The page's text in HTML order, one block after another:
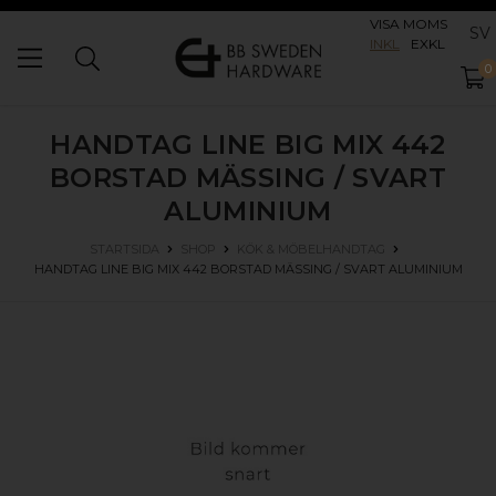
VISA MOMS
INKL
EXKL SV
0
HANDTAG LINE BIG MIX 442
BORSTAD MÄSSING / SVART
ALUMINIUM
STARTSIDA SHOP
KÖK & MÖBELHANDTAG
HANDTAG LINE BIG MIX 442 BORSTAD MÄSSING / SVART ALUMINIUM